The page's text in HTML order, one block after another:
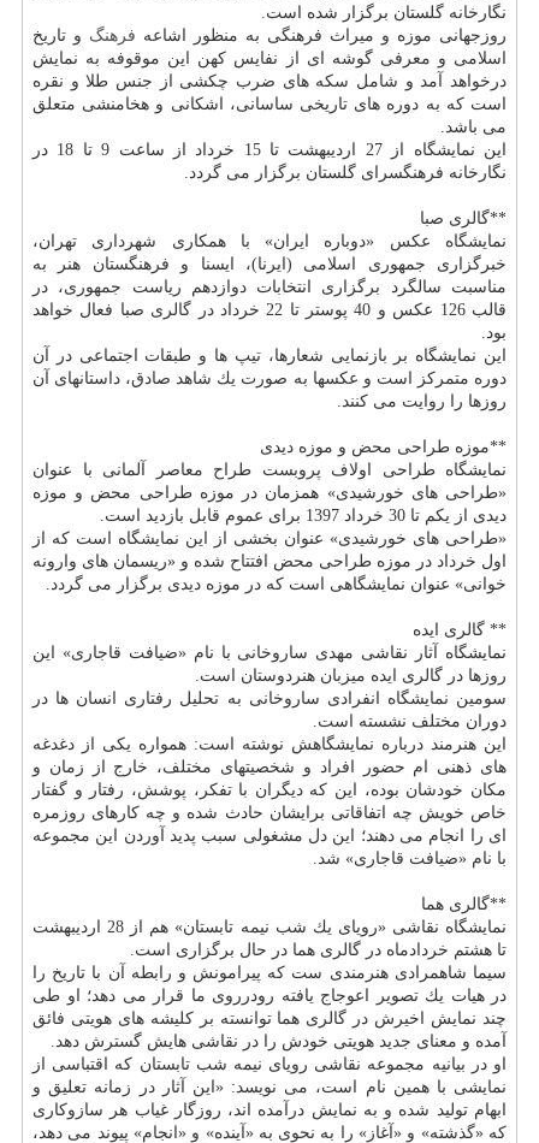
نگارخانه گلستان برگزار شده است.
روزجهانی موزه و میراث فرهنگی به منظور اشاعه فرهنگ و تاریخ
اسلامی و معرفی گوشه ای از نفایس كهن این موقوفه به نمایش
درخواهد آمد و شامل سكه های ضرب چكشی از جنس طلا و نقره
است كه به دوره های تاریخی ساسانی، اشكانی و هخامنشی متعلق
می باشد.
این نمایشگاه از 27 اردیبهشت تا 15 خرداد از ساعت 9 تا 18 در
نگارخانه فرهنگسرای گلستان برگزار می گردد.
**گالری صبا
نمایشگاه عكس «دوباره ایران» با همكاری شهرداری تهران،
خبرگزاری جمهوری اسلامی (ایرنا)، ایسنا و فرهنگستان هنر به
مناسبت سالگرد برگزاری انتخابات دوازدهم ریاست جمهوری، در
قالب 126 عكس و 40 پوستر تا 22 خرداد در گالری صبا فعال خواهد
بود.
این نمایشگاه بر بازنمایی شعارها، تیپ ها و طبقات اجتماعی در آن
دوره متمركز است و عكسها به صورت یك شاهد صادق، داستانهای آن
روزها را روایت می كنند.
**موزه طراحی محض و موزه دیدی
نمایشگاه طراحی اولاف پروبست طراح معاصر آلمانی با عنوان
«طراحی های خورشیدی» همزمان در موزه طراحی محض و موزه
دیدی از یكم تا 30 خرداد 1397 برای عموم قابل بازدید است.
«طراحی های خورشیدی» عنوان بخشی از این نمایشگاه است كه از
اول خرداد در موزه طراحی محض افتتاح شده و «ریسمان های وارونه
خوانی» عنوان نمایشگاهی است كه در موزه دیدی برگزار می گردد.
** گالری ایده
نمایشگاه آثار نقاشی مهدی ساروخانی با نام «ضیافت قاجاری» این
روزها در گالری ایده میزبان هنردوستان است.
سومین نمایشگاه انفرادی ساروخانی به تحلیل رفتاری انسان ها در
دوران مختلف نشسته است.
این هنرمند درباره نمایشگاهش نوشته است: همواره یكی از دغدغه
های ذهنی ام حضور افراد و شخصیتهای مختلف، خارج از زمان و
مكان خودشان بوده، این كه دیگران با تفكر، پوشش، رفتار و گفتار
خاص خویش چه اتفاقاتی برایشان حادث شده و چه كارهای روزمره
ای را انجام می دهند؛ این دل مشغولی سبب پدید آوردن این مجموعه
با نام «ضیافت قاجاری» شد.
**گالری هما
نمایشگاه نقاشی «رویای یك شب نیمه تابستان» هم از 28 اردیبهشت
تا هشتم خردادماه در گالری هما در حال برگزاری است.
سیما شاهمرادی هنرمندی ست كه پیرامونش و رابطه آن با تاریخ را
در هیات یك تصویر اعوجاج یافته رودرروی ما قرار می دهد؛ او طی
چند نمایش اخیرش در گالری هما توانسته بر كلیشه های هویتی فائق
آمده و معنای جدید هویتی خودش را در نقاشی هایش گسترش دهد.
او در بیانیه مجموعه نقاشی رویای نیمه شب تابستان كه اقتباسی از
نمایشی با همین نام است، می نویسد: «این آثار در زمانه تعلیق و
ابهام تولید شده و به نمایش درآمده اند، روزگار غیاب هر سازوكاری
كه «گذشته» و «آغاز» را به نحوی به «آینده» و «انجام» پیوند می دهد،